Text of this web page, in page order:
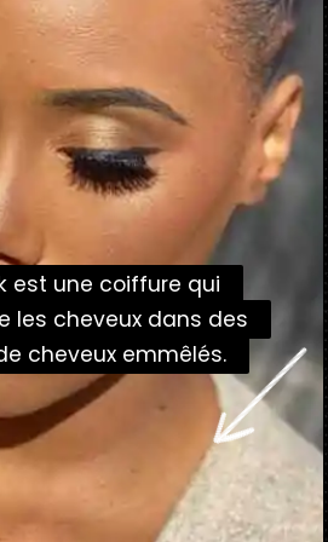
est une coiffure qui
les cheveux dans des
cheveux emmêlés.
est une coiffure qui
les cheveux dans des
cheveux emmêlés.